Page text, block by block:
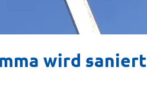
wird saniert